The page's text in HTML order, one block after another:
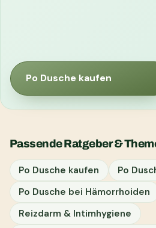
Po Dusche kaufen
Passende Ratgeber &
Po Dusche kaufen
Po
Po Dusche bei Hämorrhoiden
Reizdarm & Intimhygiene